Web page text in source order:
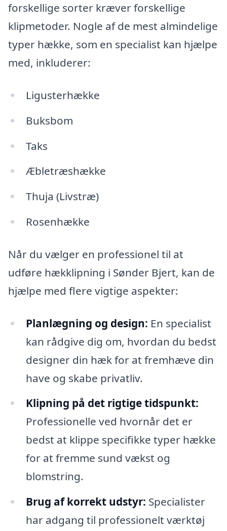
forskellige sorter kræver forskellige
klipmetoder. Nogle af de mest almindelige
typer hække, som en specialist kan hjælpe
med, inkluderer:
Ligusterhække
Buksbom
Taks
Æbletræshække
Thuja (Livstræ)
Rosenhække
Når du vælger en professionel til at
udføre hækklipning i Sønder Bjert, kan de
hjælpe med flere vigtige aspekter:
Planlægning og design: En specialist
kan rådgive dig om, hvordan du bedst
designer din hæk for at fremhæve din
have og skabe privatliv.
Klipning på det rigtige tidspunkt:
Professionelle ved hvornår det er
bedst at klippe specifikke typer hække
for at fremme sund vækst og
blomstring.
Brug af korrekt udstyr: Specialister
har adgang til professionelt værktøj